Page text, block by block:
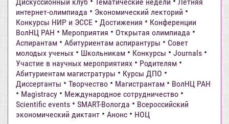
интернет-олимпиада • Экономический лекторий •
Конкурсы НИР и ЭССЕ • Достижения • Конференции
ВолНЦ РАН • Мероприятия • Открытая олимпиада •
Аспирантам • Абитуриентам аспирантуры • Совет
молодых ученых • Школьникам • Конкурсы • Journals •
Участие в научных мероприятиях • Родителям •
Абитуриентам магистратуры • Курсы ДПО •
Диссертанты • Творчество • Магистрантам • ВолНЦ РАН
• Magistracy • Международное сотрудничество •
Scientific events • SMART-Вологда • Всероссийский
экономический диктант • Анонс • НОЦ